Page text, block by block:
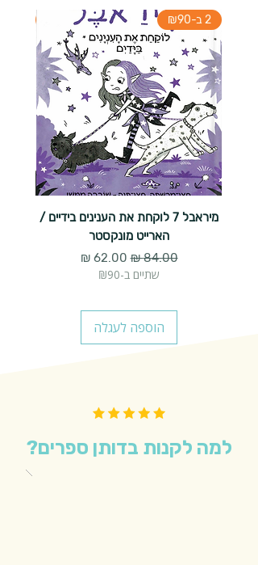
2 ב-₪90
מיראבל 7 לוקחת את הענינים בידיים /
הארייט מונקסטר
מחיר רגיל‏84.00 ‏₪ מחיר מבצע
שתיים ב-₪90
הוספה לעגלה
למה לקנות בדותן ספרים?